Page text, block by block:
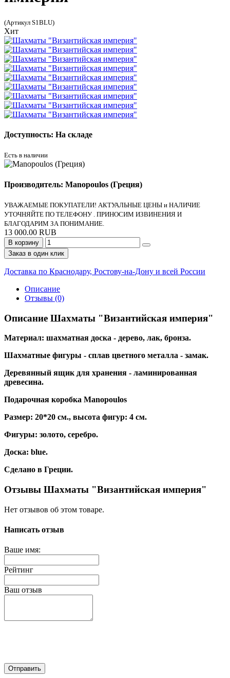
(Артикул S1BLU)
Хит
Доступность: На складе
Есть в наличии
Производитель: Manopoulos (Греция)
УВАЖАЕМЫЕ ПОКУПАТЕЛИ! АКТУАЛЬНЫЕ ЦЕНЫ и НАЛИЧИЕ
УТОЧНЯЙТЕ ПО ТЕЛЕФОНУ . ПРИНОСИМ ИЗВИНЕНИЯ И
БЛАГОДАРИМ ЗА ПОНИМАНИЕ.
13 000.00 RUB
В корзину
Заказ в один клик
Доставка по Краснодару, Ростову-на-Дону и всей России
Описание
Отзывы (0)
Описание Шахматы "Византийская империя"
Материал: шахматная доска - дерево, лак, бронза.
Шахматные фигуры - сплав цветного металла - замак.
Деревянный ящик для хранения - ламинированная
древесина.
Подарочная коробка Manopoulos
Размер: 20*20 см., высота фигур: 4 см.
Фигуры: золото, серебро.
Доска: blue.
Сделано в Греции.
Отзывы Шахматы "Византийская империя"
Нет отзывов об этом товаре.
Написать отзыв
Ваше имя:
Рейтинг
Ваш отзыв
Отправить